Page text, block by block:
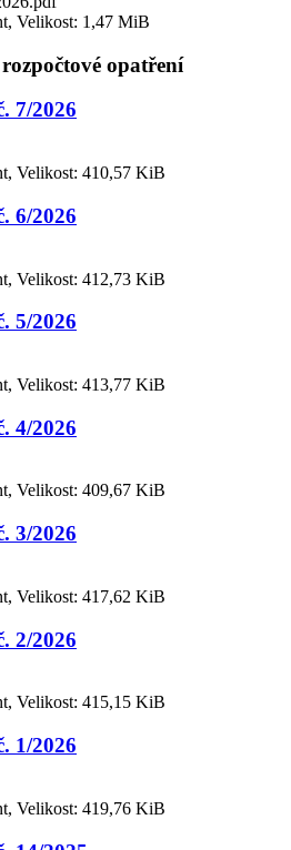
Velikost: 1,47 MiB
opatření
7/2026
Velikost: 410,57 KiB
6/2026
Velikost: 412,73 KiB
5/2026
Velikost: 413,77 KiB
4/2026
Velikost: 409,67 KiB
3/2026
Velikost: 417,62 KiB
2/2026
Velikost: 415,15 KiB
1/2026
Velikost: 419,76 KiB